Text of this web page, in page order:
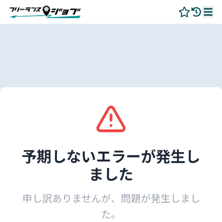
予期しないエラーが発生し
ました
申し訳ありませんが、問題が発生しまし
た。